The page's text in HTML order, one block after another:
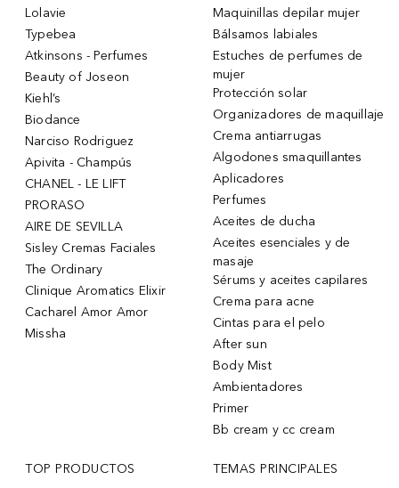
Lolavie
Typebea
Atkinsons - Perfumes
Beauty of Joseon
Kiehl’s
Biodance
Narciso Rodriguez
Apivita - Champús
CHANEL - LE LIFT
PRORASO
AIRE DE SEVILLA
Sisley Cremas Faciales
The Ordinary
Clinique Aromatics Elixir
Cacharel Amor Amor
Missha
Maquinillas depilar mujer
Bálsamos labiales
Estuches de perfumes de
mujer
Protección solar
Organizadores de maquillaje
Crema antiarrugas
Algodones smaquillantes
Aplicadores
Perfumes
Aceites de ducha
Aceites esenciales y de
masaje
Sérums y aceites capilares
Crema para acne
Cintas para el pelo
After sun
Body Mist
Ambientadores
Primer
Bb cream y cc cream
TOP PRODUCTOS TEMAS PRINCIPALES